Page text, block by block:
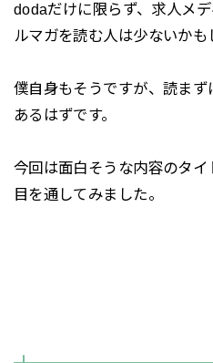
dodaだけに限らず、求人メ
ルマガを読む人は少ないかも
僕自身もそうですが、読ま
あるはずです。
今回は面白そうな内容のタ
目を通してみました。